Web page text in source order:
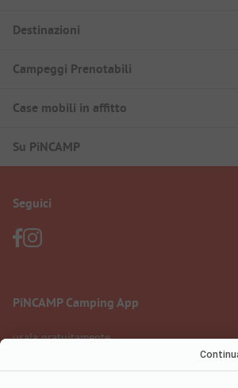
Destinazioni
Campeggi Prenotabili
Case mobili in affitto
Su PiNCAMP
Seguici
PiNCAMP Camping App
usala gratuitamente